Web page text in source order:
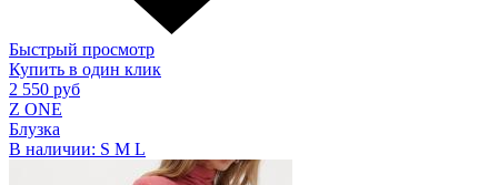
Быстрый просмотр
Купить в один клик
2 550 руб
Z ONE
Блузка
В наличии: S M L